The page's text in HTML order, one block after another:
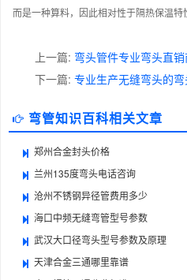
而是一种算料，因此相对性于隔热保温特
上一篇: 弯头管件专业弯头直
下一篇: 专业生产无缝弯头的弯
弯管知识百科相关文章
郑州合金封头价格
兰州135度弯头电话咨询
沧州不锈钢异径管费用多少
海口中频无缝弯管型号参数
武汉大口径弯头型号参数及原理
天津合金三通哪里靠谱